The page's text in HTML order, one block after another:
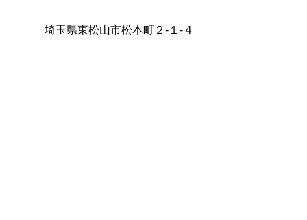
埼玉県東松山市松本町２-１-４